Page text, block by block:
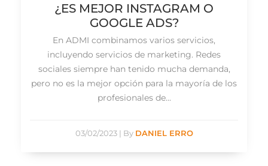
¿ES MEJOR INSTAGRAM O
GOOGLE ADS?
En ADMI combinamos varios servicios,
incluyendo servicios de marketing. Redes
sociales siempre han tenido mucha demanda,
pero no es la mejor opción para la mayoría de los
profesionales de...
03/02/2023 | By DANIEL ERRO